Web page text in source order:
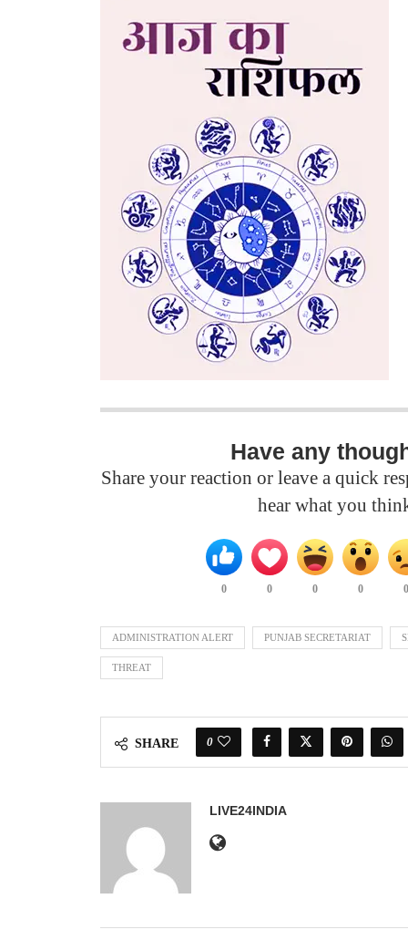
Have any
Share your reaction or leave a quick
hear what you
0 0 0 0
ADMINISTRATION ALERT PUNJAB SECRETARIAT
THREAT
SHARE 0
LIVE24INDIA